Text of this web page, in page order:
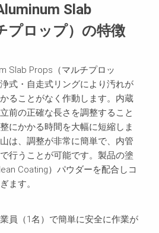
Slab
プロップ）の特徴
Slab Props（マルチプロッ
式・自走式リングにより汚れが
ることがなく作動します。内蔵
前の正確な長さを調整すること
にかかる時間を大幅に短縮しま
は、調整が非常に簡単で、内管
行うことが可能です。製品の塗
Coating）パウダーを配合しコ
ます。
員（1名）で簡単に安全に作業が